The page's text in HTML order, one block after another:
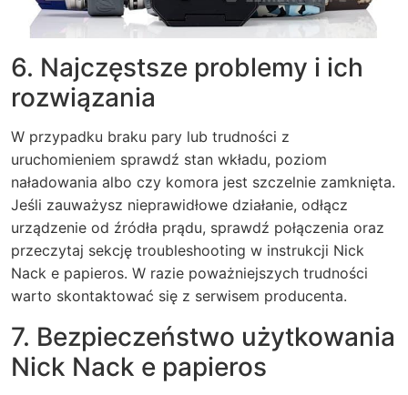
6. Najczęstsze problemy i ich
rozwiązania
W przypadku braku pary lub trudności z
uruchomieniem sprawdź stan wkładu, poziom
naładowania albo czy komora jest szczelnie zamknięta.
Jeśli zauważysz nieprawidłowe działanie, odłącz
urządzenie od źródła prądu, sprawdź połączenia oraz
przeczytaj sekcję troubleshooting w instrukcji Nick
Nack e papieros. W razie poważniejszych trudności
warto skontaktować się z serwisem producenta.
7. Bezpieczeństwo użytkowania
Nick Nack e papieros